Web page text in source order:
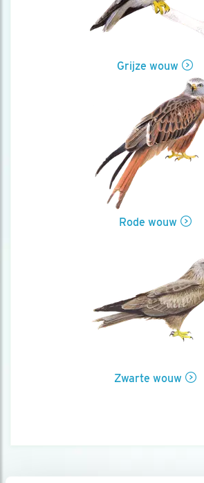
Grijze wouw
Rode wouw
Zwarte wouw